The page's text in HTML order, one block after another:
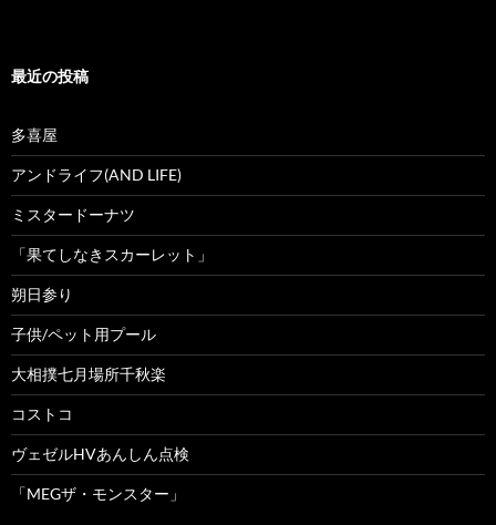
最近の投稿
多喜屋
アンドライフ(AND LIFE)
ミスタードーナツ
「果てしなきスカーレット」
朔日参り
子供/ペット用プール
大相撲七月場所千秋楽
コストコ
ヴェゼルHVあんしん点検
「MEGザ・モンスター」